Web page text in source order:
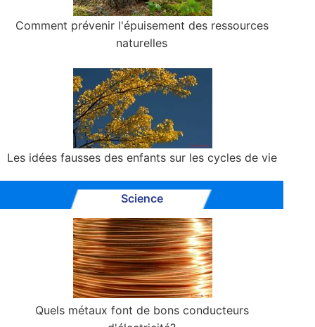
Comment prévenir l'épuisement des ressources
naturelles
Les idées fausses des enfants sur les cycles de vie
Science
Quels métaux font de bons conducteurs